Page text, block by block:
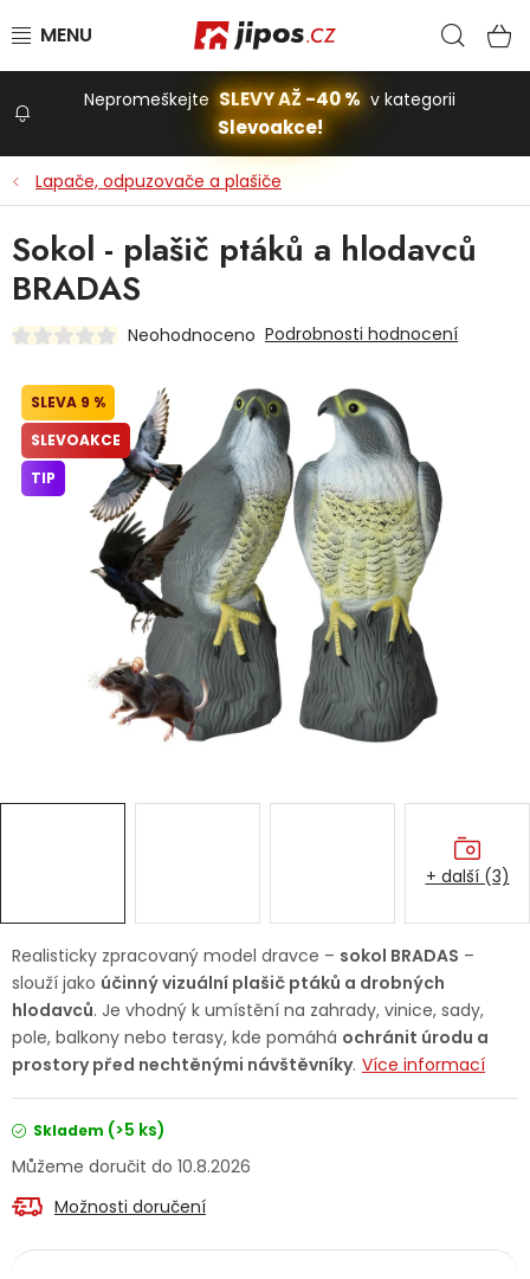
Stavba a dům
Dílna
Domácnost
Dětská hřiště
Autodoplňky
Vánoce
Značky
Servis nářadí Hodnocení obchodu
Nepromeškejte SLEVY AŽ -40 % v kategorii
Slevoakce!
Lapače, odpuzovače a plašiče
Realisticky zpracovaný model dravce – sokol BRADAS –
slouží jako účinný vizuální plašič ptáků a drobných
hlodavců. Je vhodný k umístění na zahrady, vinice, sady,
pole, balkony nebo terasy, kde pomáhá ochránit úrodu a
prostory před nechtěnými návštěvníky. Více informací
Skladem (>5 ks)
10.8.2026
Možnosti doručení
Sokol - plašič ptáků a hlodavců
BRADAS
Neohodnoceno Podrobnosti hodnocení
9 %
SLEVOAKCE
TIP
+ další (3)